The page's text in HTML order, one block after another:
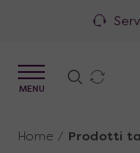
MENU
Home / Prodotti